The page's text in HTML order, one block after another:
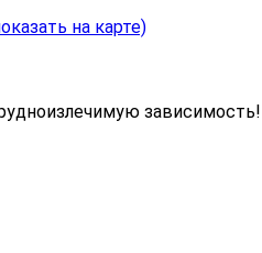
на карте)
зависимость!